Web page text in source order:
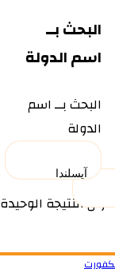
البحث بــ
اسم الدولة
البحث بــ اسم
الدولة
عرض النتيجة الوحيدة